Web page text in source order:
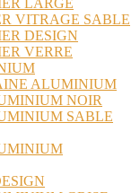
LARGE
VITRAGE SABLE
DESIGN
VERRE
ALUMINIUM
NOIR
SABLE